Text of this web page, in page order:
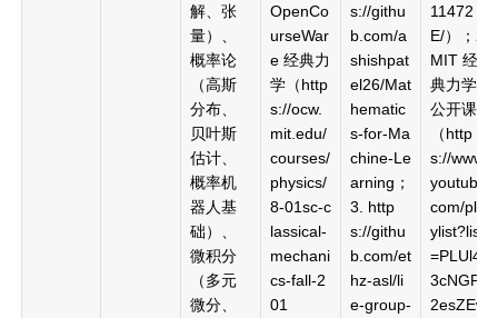
解、张
量）、
概率论
（高斯
分布、
贝叶斯
估计、
概率机
器人基
础）、
微积分
（多元
微分、
OpenCo
urseWar
e 经典力
学（http
s://ocw.
mit.edu/
courses/
physics/
8-01sc-c
lassical-
mechani
cs-fall-2
01
s://githu
b.com/a
shishpat
el26/Mat
hematic
s-for-Ma
chine-Le
arning；
3. http
s://githu
b.com/et
hz-asl/li
e-group-
11472
E/）；2.
MIT 经
典力学
公开课
（http
s://www.
youtube.
com/pla
ylist?list
=PLUl4u
3cNGP6
2esZEwf